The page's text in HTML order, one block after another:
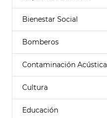
Bienestar Social
Bomberos
Contaminación Acústica
Cultura
Educación